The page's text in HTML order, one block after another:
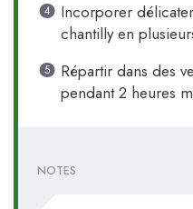
Incorporer
chantilly en
Répartir dans des
pendant 2 heures
NOTES